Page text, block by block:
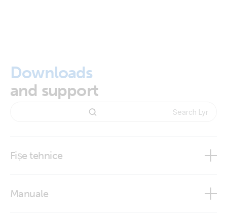
Downloads
and support
Fișe tehnice
Manuale